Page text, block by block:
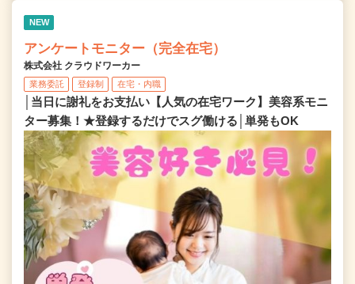
NEW
アンケートモニター（完全在宅）
株式会社 クラウドワーカー
業務委託 登録制 在宅・内職
│当日に謝礼をお支払い【人気の在宅ワーク】美容系モニ
ター募集！★登録するだけでスグ働ける│単発もOK